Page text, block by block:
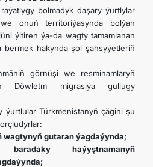
bolmadyk daşary ýurtlylar
onuň territoriýasynda bolýan
ýitiren ýa-da wagty tamamlanan
bermek hakynda şol şahsyýetleriň
görnüşi we resminamlaryň
Döwletm migrasiýa gullugy
ýurtlular Türkmenistanyň çägini şu
wagtynyň gutaran ýagdaýynda;
haýyştnamanyň